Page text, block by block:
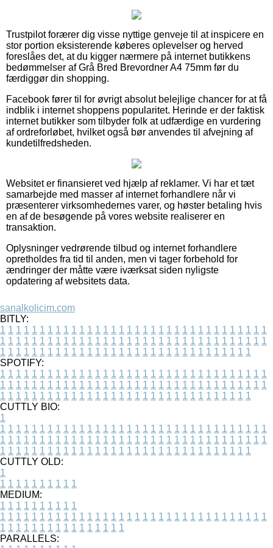
Trustpilot forærer dig visse nyttige genveje til at inspicere en
stor portion eksisterende køberes oplevelser og herved
foreslåes det, at du kigger nærmere på internet butikkens
bedømmelser af Grå Bred Brevordner A4 75mm før du
færdiggør din shopping.
Facebook fører til for øvrigt absolut belejlige chancer for at få
indblik i internet shoppens popularitet. Herinde er der faktisk
internet butikker som tilbyder folk at udfærdige en vurdering
af ordreforløbet, hvilket også bør anvendes til afvejning af
kundetilfredsheden.
Websitet er finansieret ved hjælp af reklamer. Vi har et tæt
samarbejde med masser af internet forhandlere når vi
præsenterer virksomhedernes varer, og høster betaling hvis
en af de besøgende på vores website realiserer en
transaktion.
Oplysninger vedrørende tilbud og internet forhandlere
opretholdes fra tid til anden, men vi tager forbehold for
ændringer der måtte være iværksat siden nyligste
opdatering af websitets data.
sanalkolicim.com
BITLY:
1 1 1 1 1 1 1 1 1 1 1 1 1 1 1 1 1 1 1 1 1 1 1 1 1 1 1 1 1 1 1 1 1 1
1 1 1 1 1 1 1 1 1 1 1 1 1 1 1 1 1 1 1 1 1 1 1 1 1 1 1 1 1 1 1 1 1 1
1 1 1 1 1 1 1 1 1 1 1 1 1 1 1 1 1 1 1 1 1 1 1 1 1 1 1 1 1 1 1 1
SPOTIFY:
1 1 1 1 1 1 1 1 1 1 1 1 1 1 1 1 1 1 1 1 1 1 1 1 1 1 1 1 1 1 1 1 1 1
1 1 1 1 1 1 1 1 1 1 1 1 1 1 1 1 1 1 1 1 1 1 1 1 1 1 1 1 1 1 1 1 1 1
1 1 1 1 1 1 1 1 1 1 1 1 1 1 1 1 1 1 1 1 1 1 1 1 1 1 1 1 1 1 1 1
CUTTLY BIO:
1
1 1 1 1 1 1 1 1 1 1 1 1 1 1 1 1 1 1 1 1 1 1 1 1 1 1 1 1 1 1 1 1 1 1
1 1 1 1 1 1 1 1 1 1 1 1 1 1 1 1 1 1 1 1 1 1 1 1 1 1 1 1 1 1 1 1 1 1
1 1 1 1 1 1 1 1 1 1 1 1 1 1 1 1 1 1 1 1 1 1 1 1 1 1 1 1 1 1 1 1
CUTTLY OLD:
1
1 1 1 1 1 1 1 1 1 1
MEDIUM:
1 1 1 1 1 1 1 1 1 1
1 1 1 1 1 1 1 1 1 1 1 1 1 1 1 1 1 1 1 1 1 1 1 1 1 1 1 1 1 1 1 1 1 1
1 1 1 1 1 1 1 1 1 1 1 1 1 1 1 1
PARALLELS: